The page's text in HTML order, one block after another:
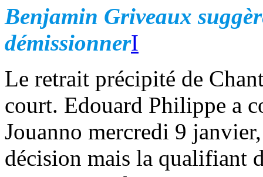
Benjamin Griveaux
démissionnerI
Le retrait précipité de
court. Edouard Philippe a
Jouanno mercredi 9
décision mais la qualifiant